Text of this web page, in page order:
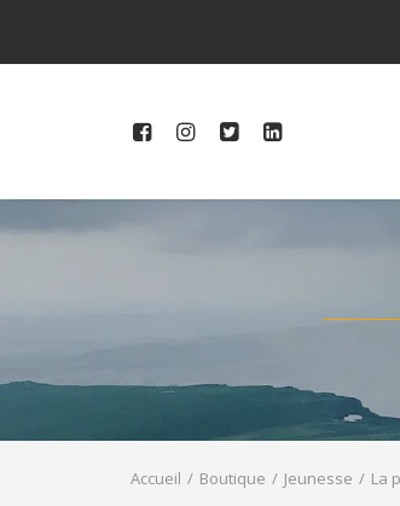
Accueil Boutique Jeunesse La